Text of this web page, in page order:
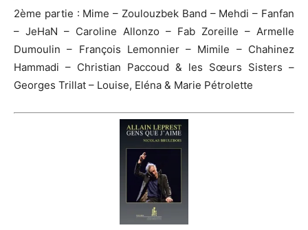
2ème partie : Mime – Zoulouzbek Band – Mehdi – Fanfan
– JeHaN – Caroline Allonzo – Fab Zoreille – Armelle
Dumoulin – François Lemonnier – Mimile – Chahinez
Hammadi – Christian Paccoud & les Sœurs Sisters –
Georges Trillat – Louise, Eléna & Marie Pétrolette